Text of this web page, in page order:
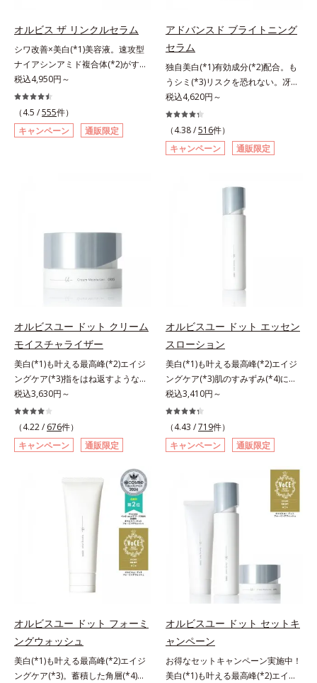
プローチ。保湿成分が日中の肌にも
うるおいを与え、明るくなめらかな
肌へ導きます。さらに落ちにくくす
るとキシキシし、塗りごこちを優先
すると膜がくずれやすくなる日焼け
止めのジレンマを解消すべく試作を
重ね、落ちにくくのびのよいみずみ
ずしいテクスチャーを追求しまし
ンの生成を抑え、シミ・ソバカスを
防ぐ*2 化粧膜のくずれにくさ、肌
をうるおして保護すること*3 オル
ビス内最高の紫外線カットレベル*4
なり始めることおよび表面に新たな
膜ができ始めることで膜が強くくず
れにくくなり、密閉することで保湿
成分を浸透促進すること（角層ま
で）*5 保湿成分*6 角層まで＜使用
量目安＞大きめのパール1粒程度
※全顔使用の場合＜使用ステップ＞
洗顔料 ⇒ 化粧水 ⇒ 保湿液 ⇒オル
ビス リンクルブライトUVプロテク
ター N各商品の詳しい情報は商品ペ
ージをご覧ください。・BEAUTY夏
ら配合している美白有効成分「トラ
ネキサム酸」を配合しました。さら
に、シリーズ共通の美容成分(*7)
「GLルートブースター(*9)」を配合
することで、肌のふっくら感や透明
感を叶えます。美白ケアしながら多
角的なエイジングケアが叶うシリー
ズに。3ステップで上向き(*10)のハ
リと透明感を。効果的なシナジー設
援します。*1 メラニンの生成を抑
シュ除く）*2 オルビス内スキンケ
る*5 乾燥、ハリ・ツヤのなさ
*6 乾燥による*7 保湿成分*8
ロニセラカエルレア果汁、ノバラエ
メマツヨイグサ抽出液、スイカズラ
エキス配合＝角層のすみずみまで水
分・油分を保ち、ハリ・ツヤを与え
る保湿成分*10 気持ちのことアレ
ルギーテスト済＝全ての方にアレル
ギーが起こらないということではあ
りません。
オルビス ザ リンクルセラム
シワ改善×美白(*1)美容液。速攻型
ナイアシンアミド複合体(*2)がすば
やく浸透(*3)。ピンと、パッと。大
人の肌にハリ感を。シワ改善×美白
(*1)美容液。ポーラ化成 研究所の独
自研究で見出した、速攻型ナイアシ
ンアミド複合体(*2)と浸透サポート
メラニン生成を防ぎ未来のシミ・ソ
バカスを予防します。さらに独自研
究に基づいた浸透型ハリ保湿成分
(*6)で大人肌にハリ感をプラス。す
で、"顔全体にご使用いただける設
計"。見えているシワはもちろん、
自分では気づきにくい死角のシワの
改善にも効果を発揮します。*1 メ
ラニンの生成を抑え、シミ・ソバカ
スを防ぐ*2 ナイアシンアミド（有
効成分）、水添大豆リン脂質、フィ
トステロール、水（基剤）、
BG（保湿）*3 角層まで*4 K石けん
素地、ホホバアルコール、トリステ
アリン酸デカグリセリル（基剤）*5
角層の範囲内における自社従来品処
方との比較*6 ドクダミエキス、シ
クロヘキサンジカルボン酸ビスエト
キシジグリコール（保湿）＜使用量
目安＞パール1粒程度＜ご使用ステ
ップ＞洗顔料 ⇒ 化粧水 ⇒ ザ リン
クルセラム ⇒ 保湿液＜1商品あたり
180回（3ヵ月程度）各商品の詳し
い情報は商品ページをご覧くださ
い。・BEAUTY夏祭りは、こちら
税込4,950円～
（4.5 /555件）
キャンペーン
通販限定
アドバンスド ブライトニング
セラム
独自美白(*1)有効成分(*2)配合。も
うシミ(*3)リスクを恐れない。冴え
わたる透明美肌(*4)へ。先端肌科学
が導く、透明感あふれる輝き(*4)
へ。今の自分の肌も未来の肌もあき
らめない、自分史上最高の冴えわた
る透明美肌(*4)を目指すには、美肌
ミを予防するお手入れを続けること
ーラ・オルビスグループ独自の美白
ミの原因になると考えられる“メラ
ニンの塊”を居座らせない(*1)、粉砕
と排出サポート(*5)の2ステップで
メラニンの蓄積を抑え、シミ・ソバ
カスを防ぎます。さらに、「アルテ
アネスレ(*6)」を配合し、うるおい
に満ちた自分本来の澄み渡るような
透明感を目指します。手に取った
時、なじませた時、後肌、と3段階
に変化するテクスチャーは、肌にす
ばやくなじみ、毎日の美白ケアを楽
しくする使いごこちを叶えました。
*1 メラニンの蓄積を抑え、シミ・
ソバカスを防ぐ*2 デクスパンテノ
ールW*3 これからできるシミのこ
と*4 うるおいによる透明感のある
肌*5 ターンオーバーを促進して、
メラニンの塊を微細化すること*6
品の詳しい情報は商品ページをご覧
ください。・BEAUTY夏祭りは、こ
税込4,620円～
（4.38 /516件）
キャンペーン
通販限定
オルビスユー ドット クリーム
モイスチャライザー
美白(*1)も叶える最高峰(*2)エイジ
ングケア(*3)指をはね返すような弾
力感が宿るハリ感 濃密フィットク
リーム。ハリも透明感(*4)も結果主
義。年齢サイン(*5)の因子に着目し
た肌科学エイジングケア(*3)シリー
ズ。オルビスユー ドットシリーズ
は、年齢による肌悩み一つ一つを対
処するのではなく、肌で起きている
ことの根本原因に着目。加齢ととも
に現れる年齢サインについて研究を
進めたところ、弾力感のない状態で
ある「ハリのなさ」や、くすみ(*6)
などが現れている状態である「透明
感のなさ」が、大人の肌印象に大き
シリーズは美容成分(*7)として
「G.D.F.アクティベーター(*8)」を
配合。そして、従来から配合してい
る美白(*1)有効成分「トラネキサム
酸」を配合しました。さらに、シリ
税込3,630円～
（4.22 / 676件）
キャンペーン
通販限定
オルビスユー ドット エッセン
スローション
美白(*1)も叶える最高峰(*2)エイジ
ングケア(*3)肌のすみずみ(*4)にし
みわたるうるおい充満ローション。
ハリも透明感(*5)も結果主義。年齢
サイン(*6)の因子に着目した肌科学
エイジングケア(*3)シリーズ。オル
ビスユー ドットシリーズは、年齢
による肌悩み一つ一つを対処するの
ではなく、肌で起きていることの根
本原因に着目。加齢とともに現れる
年齢サインについて研究を進めたと
リのなさ」や、くすみ(*7)などが現
れている状態である「透明感のな
さ」が、大人の肌印象に大きな影響
を与えていることがわかりました。
そこでオルビスユー ドットシリー
ズは美容成分(*8)として「G.D.F.ア
クティベーター(*9)」を配合。そし
て、従来から配合している美白(*1)
有効成分「トラネキサム酸」を配合
しました。さらに、シリーズ共通の
税込3,410円～
（4.43 /719件）
キャンペーン
通販限定
オルビスユー ドット フォーミ
ングウォッシュ
美白(*1)も叶える最高峰(*2)エイジ
ングケア(*3)。蓄積した角層(*4)を
オルビスユー ドット セットキ
ャンペーン
お得なセットキャンペーン実施中！
美白(*1)も叶える最高峰(*2)エイジ